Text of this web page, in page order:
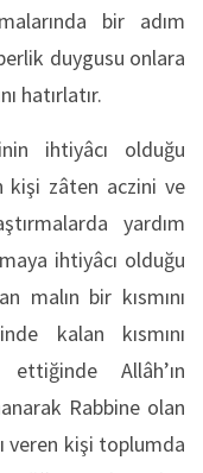
bir adım
duygusu onlara
hatırlatır.
ihtiyâcı olduğu
kişi zâten aczini ve
yardım
ihtiyâcı olduğu
malın bir kısmını
kalan kısmını
Allâh’ın
Rabbine olan
veren kişi toplumda